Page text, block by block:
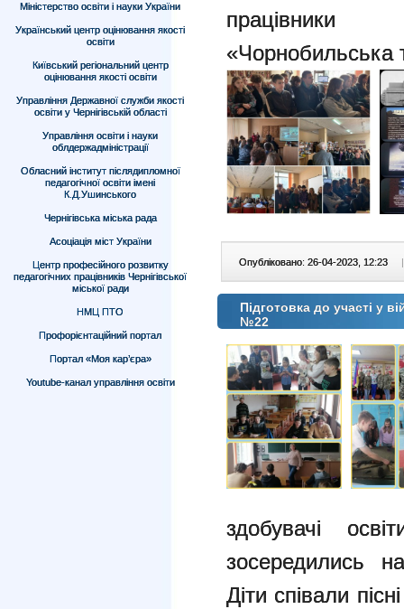
Міністерство освіти і науки України
Український центр оцінювання якості
освіти
Київський регіональний центр
оцінювання якості освіти
Управління Державної служби якості
освіти у Чернігівській області
Управління освіти і науки
облдержадміністрації
Обласний інститут післядипломної
педагогічної освіти імені
К.Д.Ушинського
Чернігівська міська рада
Асоціація міст України
Центр професійного розвитку
педагогічних працівників Чернігівської
міської ради
НМЦ ПТО
Профорієнтаційний портал
Портал «Моя кар’єра»
Youtube-канал управління освіти
працівники
«Чорнобильська
Опубліковано: 26-04-2023, 12:23 |
Підготовка до участі у
№22
здобувачі
зосередились
Діти співали